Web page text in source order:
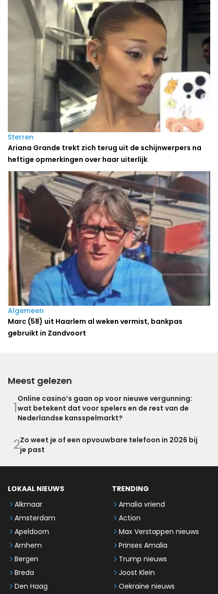
Sterren
Ariana Grande trekt zich terug uit de schijnwerpers na
heftige opmerkingen over haar uiterlijk
Algemeen
Marc (58) uit Haarlem al weken vermist, bankpas
gebruikt in Zandvoort
Meest gelezen
1
Online casino’s gaan op voor nieuwe vergunning:
wat betekent dat voor spelers en de rest van de
Nederlandse kansspelmarkt?
2Zo weet je of een opvouwbare telefoon in 2026 bij
je past
LOKAAL NIEUWS
Alkmaar
Amsterdam
Apeldoorn
Arnhem
Bergen
Breda
Den Haag
TRENDING
Amalia vriend
Action
Max Verstappen nieuws
Prinses Amalia
Trump nieuws
Joost Klein
Oekraïne nieuws